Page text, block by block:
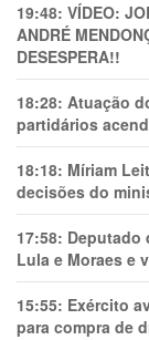
19:48: VÍDEO:
ANDRÉ
DESESPERA!!
18:28: Atuação
partidários
18:18: Míriam
decisões do
17:58: Deputado
Lula e Moraes e
15:55: Exército
para compra de